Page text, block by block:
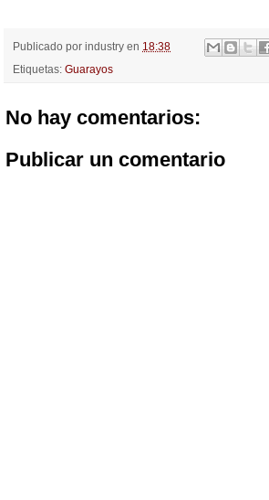
Publicado por industry en 18:38
Etiquetas: Guarayos
No hay comentarios:
Publicar un comentario